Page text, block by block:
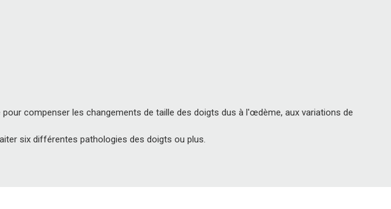
compenser les changements de taille des doigts dus à l'œdème, aux variations de
six différentes pathologies des doigts ou plus.